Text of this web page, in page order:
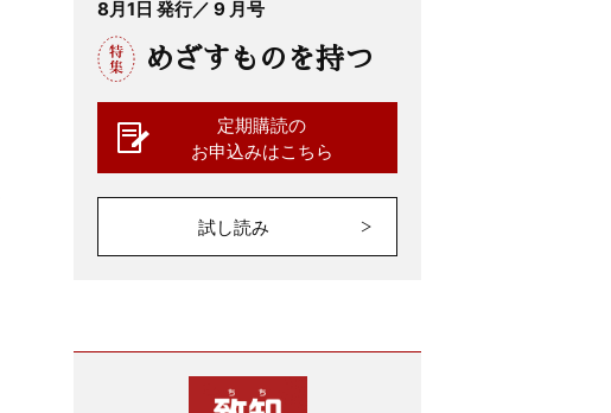
8月1日 発行／ 9 月号
めざすものを持つ
定期購読の
お申込みはこちら
試し読み